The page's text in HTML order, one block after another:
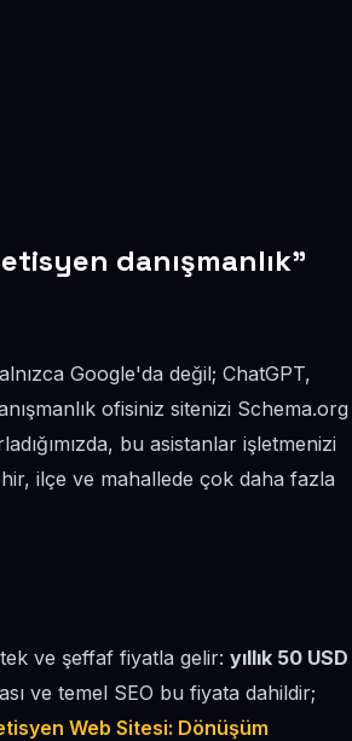
danışmanlık"
Google'da değil; ChatGPT,
ofisiniz sitenizi Schema.org
bu asistanlar işletmenizi
ilçe ve mahallede çok daha fazla
ve şeffaf fiyatla gelir: yıllık 50
ve temel SEO bu fiyata dahildir;
Web Sitesi: Dönüşüm